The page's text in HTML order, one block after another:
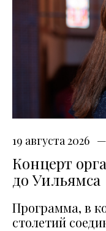
19 августа 2026
Концерт
до Уильямса
Программа, в
столетий